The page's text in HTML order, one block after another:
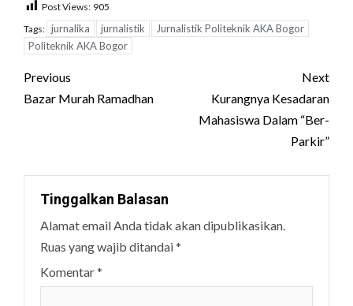
Post Views: 905
Tags: jurnalika jurnalistik
Jurnalistik Politeknik AKA Bogor
Politeknik AKA Bogor
Post
navigation
Previous
Bazar Murah Ramadhan
Next
Kurangnya Kesadaran
Mahasiswa Dalam “Ber-
Parkir”
Tinggalkan Balasan
Alamat email Anda tidak akan dipublikasikan.
Ruas yang wajib ditandai*
Komentar*